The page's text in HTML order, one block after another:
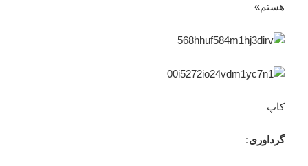
هستم»
کاپ
گرداوری: